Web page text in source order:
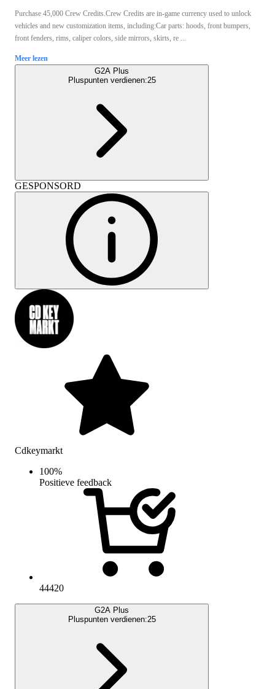
Purchase 45,000 Crew Credits.Crew Credits are in-game currency used to unlock
vehicles and new customization items, including:Car parts: hoods, front bumpers,
front fenders, rims, caliper colors, side mirrors, skirts, re ...
Meer lezen
G2A Plus
Pluspunten verdienen:25
GESPONSORD
Cdkeymarkt
100%
Positieve feedback
44420
G2A Plus
Pluspunten verdienen:25